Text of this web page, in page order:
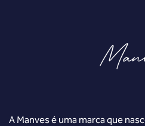
A Manves é uma marca que